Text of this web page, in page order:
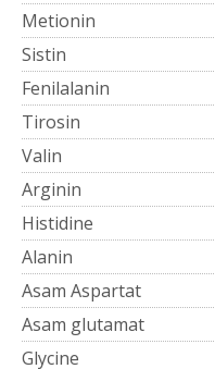
Metionin
Sistin
Fenilalanin
Tirosin
Valin
Arginin
Histidine
Alanin
Asam Aspartat
Asam glutamat
Glycine